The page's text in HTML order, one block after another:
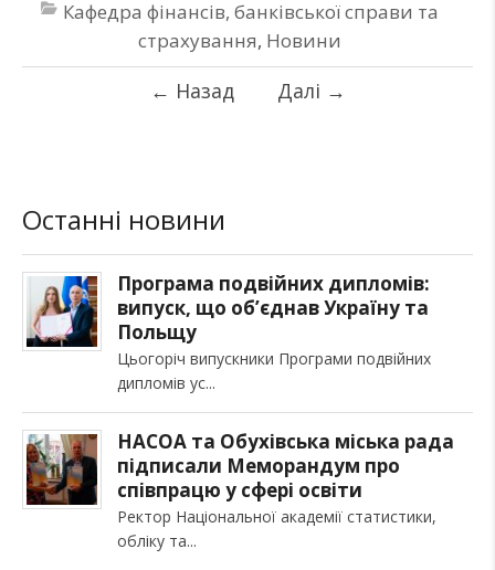
Кафедра фінансів, банківської справи та
страхування, Новини
← Назад Далі →
Останні новини
Програма подвійних дипломів:
випуск, що об’єднав Україну та
Польщу
Цьогоріч випускники Програми подвійних
дипломів ус
НАСОА та Обухівська міська рада
підписали Меморандум про
співпрацю у сфері освіти
Ректор Національної академії статистики,
обліку та